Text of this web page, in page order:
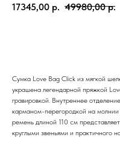
17345,00 р. 49980,00 р.
Сумка Love Bag Click из мягкой
украшена легендарной пряжкой
гравировкой. Внутреннее
карманом-перегородкой на
ремень длиной 110 см
круглыми звеньями и практичного